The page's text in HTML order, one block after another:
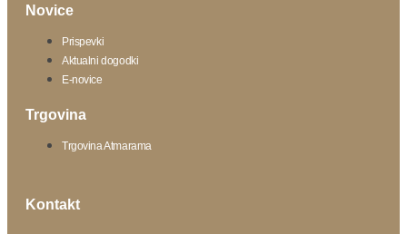
Novice
Prispevki
Aktualni dogodki
E-novice
Trgovina
Trgovina Atmarama
Kontakt